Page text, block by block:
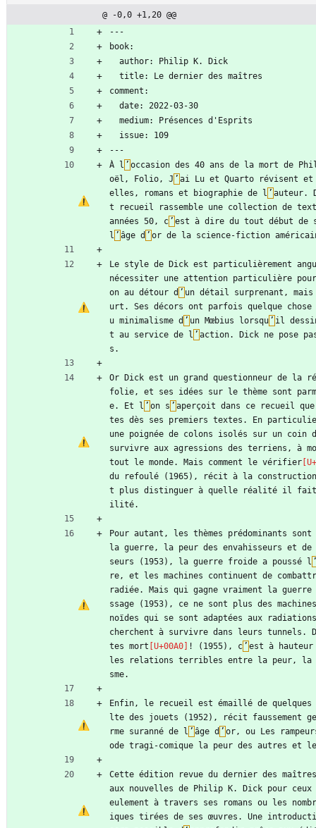
@ -0,0 +1,20 @@
---
book:
  author: Philip K. Dick
  title: Le dernier des maîtres
comment:
  date: 2022-03-30
  medium: Présences d'Esprits
  issue: 109
---
À l ’ occasion des 40 ans de la mort de
oël, Folio, J ’ ai Lu et Quarto révisent et
elles, romans et biographie de l ’ auteur.
t recueil rassemble une collection de
années 50, c ’ est à dire du tout début de
l ’ âge d ’ or de la science-fiction
Le style de Dick est particulièrement
nécessiter une attention particulière
on au détour d ’ un détail surprenant,
urt. Ses décors ont parfois quelque
u minimalisme d ’ un Mœbius lorsqu ’ il
t au service de l ’ action. Dick ne pose
s.
Or Dick est un grand questionneur de la
folie, et ses idées sur le thème sont
e. Et l ’ on s ’ aperçoit dans ce recueil
tes dès ses premiers textes. En
une poignée de colons isolés sur un coin
survivre aux agressions des terriens, à
tout le monde. Mais comment le vérifier
du refoulé (1965), récit à la construction
t plus distinguer à quelle réalité il
ilité.
Pour autant, les thèmes prédominants
la guerre, la peur des envahisseurs et
seurs (1953), la guerre froide a poussé l
re, et les machines continuent de
radiée. Mais qui gagne vraiment la guerre
ssage (1953), ce ne sont plus des
noïdes qui se sont adaptées aux
cherchent à survivre dans leurs tunnels.
tes mort
! (1955), c ’ est à hauteur
les relations terribles entre la peur, la
sme.
Enfin, le recueil est émaillé de quelques
lte des jouets (1952), récit faussement
rme suranné de l ’ âge d ’ or, ou Les
ode tragi-comique la peur des autres et
Cette édition revue du dernier des
aux nouvelles de Philip K. Dick pour
eulement à travers ses romans ou les
iques tirées de ses œuvres. Une